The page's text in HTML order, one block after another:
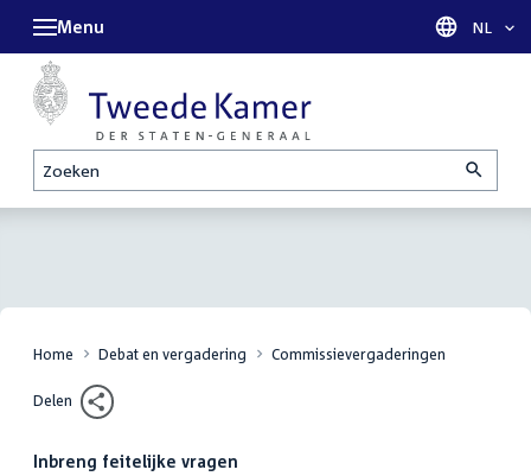
Zoeken
Menu Taal
NL
Home Debat en vergadering Commissievergaderingen
Delen
Inbreng feitelijke vragen